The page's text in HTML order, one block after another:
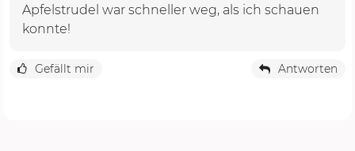
Apfelstrudel war schneller weg, als ich schauen
konnte!
Gefällt mir Antworten